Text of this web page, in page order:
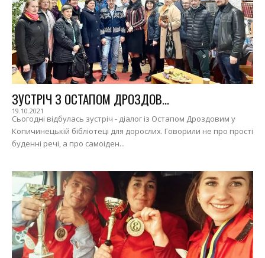
ЗУСТРІЧ З ОСТАПОМ ДРОЗДОВ...
19.10.2021
Сьогодні відбулась зустріч - діалог із Остапом Дроздовим у
Копичинецькій бібліотеці для дорослих. Говорили не про прості
буденні речі, а про самоіден...